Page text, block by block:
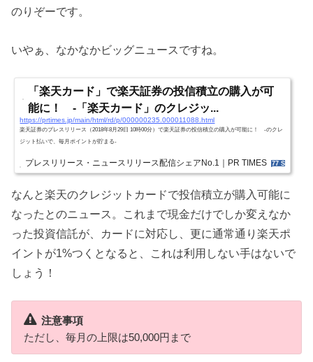
のりぞーです。
いやぁ、なかなかビッグニュースですね。
「楽天カード」で楽天証券の投信積立の購入が可
能に！ ‐「楽天カード」のクレジッ...
https://prtimes.jp/main/html/rd/p/000000235.000011088.html
楽天証券のプレスリリース（2018年8月29日 10時00分）で楽天証券の投信積立の購入が可能に！ ‐のクレ
ジット払いで、毎月ポイントが貯まる‐
プレスリリース・ニュースリリース配信シェアNo.1｜PR TIMES 77 Shares
なんと楽天のクレジットカードで投信積立が購入可能に
なったとのニュース。これまで現金だけでしか変えなか
った投資信託が、カードに対応し、更に通常通り楽天ポ
イントが1%つくとなると、これは利用しない手はないで
しょう！
注意事項
ただし、毎月の上限は50,000円まで